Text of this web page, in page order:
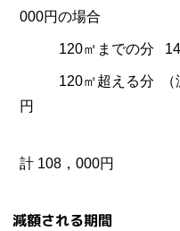
000円の場合
120㎡までの分 144
120㎡超える分
円
計 108，000円
減額される期間